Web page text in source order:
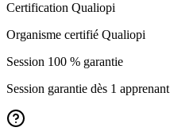
Certification Qualiopi
Organisme certifié Qualiopi
Session 100 % garantie
Session garantie dès 1 apprenant